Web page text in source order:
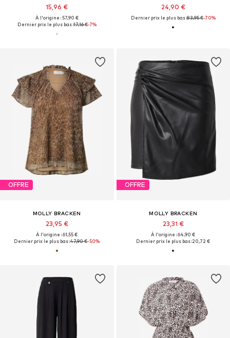
15,96 €
À l'origine : 57,90 €
Dernier prix le plus bas :17,16 €-7%
24,90 €
Dernier prix le plus bas :83,95 €-70%
OFFRE
MOLLY BRACKEN
23,95 €
À l'origine : 61,55 €
Dernier prix le plus bas :47,90 €-50%
OFFRE
MOLLY BRACKEN
23,31 €
À l'origine : 64,90 €
Dernier prix le plus bas :20,72 €